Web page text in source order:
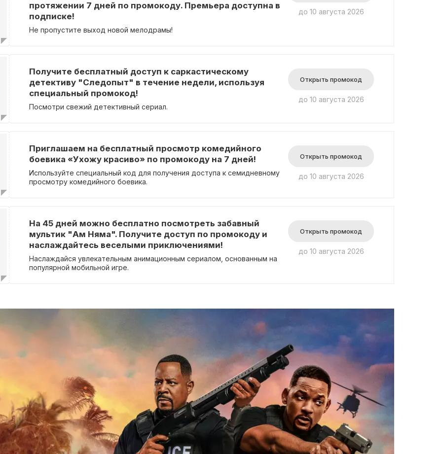
протяжении 7 дней по промокоду. Премьера доступна в
подписке!
Не пропустите выход новой мелодрамы!
до 10 августа 2026
Получите бесплатный доступ к саркастическому
детективу "Следопыт" в течение недели, используя
специальный промокод!
Посмотри свежий детективный сериал.
Открыть промокод
до 10 августа 2026
Приглашаем на бесплатный просмотр комедийного
боевика «Ухожу красиво» по промокоду на 7 дней!
Используйте специальный код для получения доступа к семидневному
просмотру комедийного боевика.
Открыть промокод
до 10 августа 2026
На 45 дней можно бесплатно посмотреть забавный
мультик "Ам Няма". Получите доступ по промокоду и
наслаждайтесь веселыми приключениями!
Наслаждайся увлекательным анимационным сериалом, основанным на
популярной мобильной игре.
Открыть промокод
до 10 августа 2026